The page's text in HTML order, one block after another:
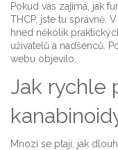
Pokud vás zajímá, jak
THCP, jste tu správně.
hned několik
uživatelů a nadšenců.
webu objevilo.
Jak rychle
Mnozí se ptají, jak